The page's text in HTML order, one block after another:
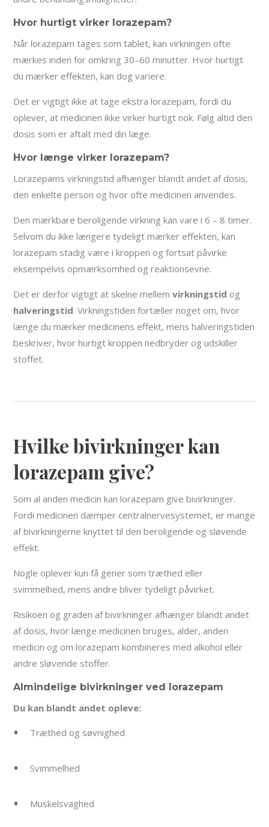
Hvor hurtigt virker lorazepam?
Når lorazepam tages som tablet, kan virkningen ofte
mærkes inden for omkring 30–60 minutter. Hvor hurtigt
du mærker effekten, kan dog variere.
Det er vigtigt ikke at tage ekstra lorazepam, fordi du
oplever, at medicinen ikke virker hurtigt nok. Følg altid den
dosis som er aftalt med din læge.
Hvor længe virker lorazepam?
Lorazepams virkningstid afhænger blandt andet af dosis,
den enkelte person og hvor ofte medicinen anvendes.
Den mærkbare beroligende virkning kan vare i 6 – 8 timer.
Selvom du ikke længere tydeligt mærker effekten, kan
lorazepam stadig være i kroppen og fortsat påvirke
eksempelvis opmærksomhed og reaktionsevne.
Det er derfor vigtigt at skelne mellemvirkningstid og
halveringstid. Virkningstiden fortæller noget om, hvor
længe du mærker medicinens effekt, mens halveringstiden
beskriver, hvor hurtigt kroppen nedbryder og udskiller
stoffet.
Hvilke bivirkninger kan
lorazepam give?
Som al anden medicin kan lorazepam give bivirkninger.
Fordi medicinen dæmper centralnervesystemet, er mange
af bivirkningerne knyttet til den beroligende og sløvende
effekt.
Nogle oplever kun få gener som træthed eller
svimmelhed, mens andre bliver tydeligt påvirket.
Risikoen og graden af bivirkninger afhænger blandt andet
af dosis, hvor længe medicinen bruges, alder, anden
medicin og om lorazepam kombineres med alkohol eller
andre sløvende stoffer.
Almindelige bivirkninger ved lorazepam
Du kan blandt andet opleve:
Træthed og søvnighed
Svimmelhed
Muskelsvaghed